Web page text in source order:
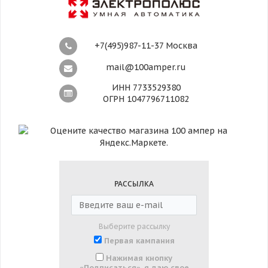
+7(495)987-11-37 Москва
mail@100amper.ru
ИНН 7733529380
ОГРН 1047796711082
РАССЫЛКА
Выберите рассылку
Первая кампания
Нажимая кнопку